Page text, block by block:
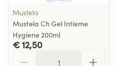
Mustela
Mustela Ch Gel Intieme
Hygiene 200ml
€ 12,50